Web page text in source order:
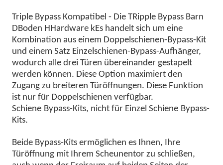
Triple Bypass Kompatibel - DieTRipple Bypass Barn
D Boden H Hardware k Es handelt sich um eine
Kombination aus einem Doppelschienen-Bypass-Kit
und einem Satz Einzelschienen-Bypass-Aufhänger,
wodurch alle drei Türen übereinander gestapelt
werden können. Diese Option maximiert den
Zugang zu breiteren Türöffnungen. Diese Funktion
ist nur für Doppelschienen verfügbar.
Schiene Bypass-Kits, nicht für EinzelSchiene Bypass-
Kits.
Beide Bypass-Kits ermöglichen es Ihnen, Ihre
Türöffnung mit Ihrem Scheunentor zu schließen,